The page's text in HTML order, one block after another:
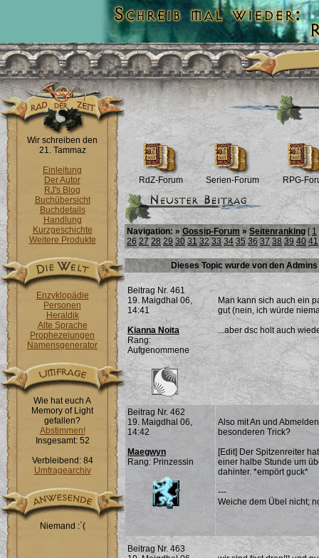
Wir schreiben den
21. Tammaz
Einleitung
Der Autor
RJ's Blog
Buchübersicht
Buchdetails
Handlung
Kurzgeschichte
Weitere Produkte
Enzyklopädie
Personen
Heraldik
Alte Sprache
Prophezeiungen
Namensgenerator
Wie hat euch A
Memory of Light
gefallen?
Abstimmen!
Insgesamt: 52
Verbleibend: 84
Umfragearchiv
Niemand :`(
RdZ-Forum Serien-Forum RPG-
Navigation: » Gossip-Forum » Seitenranking [ 1
26 27 28 29 30 31 32 33 34 35 36 37 38 39 40 41
Dieses Topic wurde von den
Beitrag Nr. 461
19. Maigdhal 06,
14:41
Kianna Noita
Rang:
Aufgenommene
Man kann sich auch ein
gut (nein, ich würde
...aber dsc holt auch
Beitrag Nr. 462
19. Maigdhal 06,
14:42
Maegwyn
Rang: Prinzessin
Also mit An und
besonderen Trick?
[Edit] Der Spitzenreiter
einer halbe Stunde um
dahinter. *empört guck*
---
Weiche dem Übel nicht;
Beitrag Nr. 463